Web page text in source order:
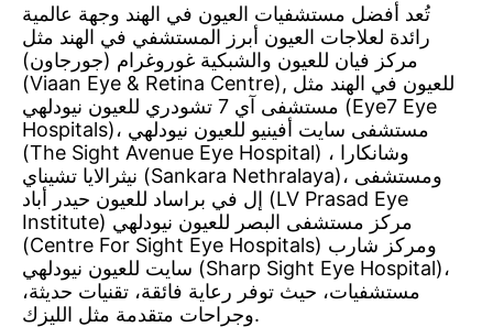
أفضل
مستشفى
للعيون
وطب
تُعد أفضل مستشفيات العيون في الهند وجهة عالمية
رائدة لعلاجات العيون أبرز المستشفي في الهند مثل
مركز فيان للعيون والشبكية غوروغرام (جورجاون)
(Viaan Eye & Retina Centre), للعيون في الهند مثل
مستشفى آي 7 تشودري للعيون نيودلهي (Eye7 Eye
Hospitals)، مستشفى سايت أفينيو للعيون نيودلهي
(The Sight Avenue Eye Hospital) ، وشانكارا
نيثرالايا تشيناي (Sankara Nethralaya)، ومستشفى
إل في براساد للعيون حيدر أباد (LV Prasad Eye
Institute) مركز مستشفى البصر للعيون نيودلهي
(Centre For Sight Eye Hospitals) ومركز شارب
سايت للعيون نيودلهي (Sharp Sight Eye Hospital)،
مستشفيات، حيث توفر رعاية فائقة، تقنيات حديثة،
وجراحات متقدمة مثل الليزك.